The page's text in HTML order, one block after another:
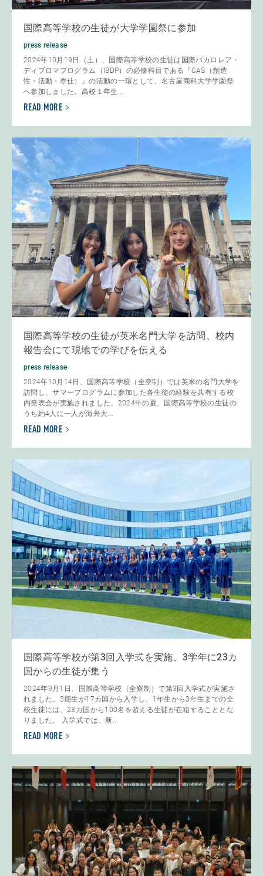
国際高等学校の生徒が大学学園祭に参加
press release
2024年10月19日（土）、国際高等学校の生徒は国際バカロレア・
ディプロマプログラム（IBDP）の必修科目である『CAS（創造
性・活動・奉仕）』の活動の一環として、名古屋商科大学学園祭
へ参加しました。高校１年生...
READ MORE
国際高等学校の生徒が英米名門大学を訪問、校内
報告会にて現地での学びを伝える
press release
2024年10月14日、国際高等学校（全寮制）では英米の名門大学を
訪問し、サマープログラムに参加した各生徒の経験を共有する校
内発表会が実施されました。2024年の夏、国際高等学校の生徒の
うち約4人に一人が海外大...
READ MORE
国際高等学校が第3回入学式を実施、3学年に23カ
国からの生徒が集う
2024年9月1日、国際高等学校（全寮制）で第3回入学式が実施さ
れました。3期生が17カ国から入学し、1年生から3年生までの全
校生徒には、23カ国から100名を超える生徒が在籍することとな
りました。 入学式では、新...
READ MORE